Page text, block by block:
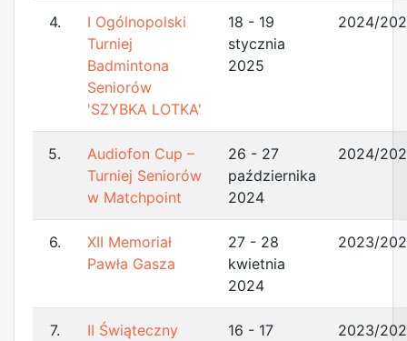
4.
I Ogólnopolski
Turniej
Badmintona
Seniorów
'SZYBKA LOTKA'
18 - 19
stycznia
2025
2024/
5.
Audiofon Cup –
Turniej Seniorów
w Matchpoint
26 - 27
października
2024
2024/
6.
XII Memoriał
Pawła Gasza
27 - 28
kwietnia
2024
2023/
7.
II Świąteczny
16 - 17
2023/